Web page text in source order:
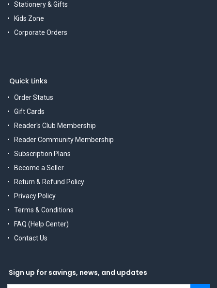
Stationery & Gifts
Kids Zone
Corporate Orders
Quick Links
Order Status
Gift Cards
Reader's Club Membership
Reader Community Membership
Subscription Plans
Become a Seller
Return & Refund Policy
Privacy Policy
Terms & Conditions
FAQ (Help Center)
Contact Us
Sign up for savings, news, and updates